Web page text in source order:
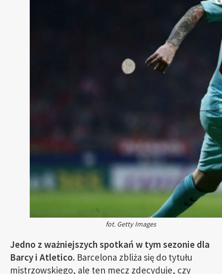
fot. Getty Images
Jedno z ważniejszych spotkań w tym sezonie dla
Barcy i Atletico. Barcelona zbliża się do tytułu
mistrzowskiego, ale ten mecz zdecyduje, czy